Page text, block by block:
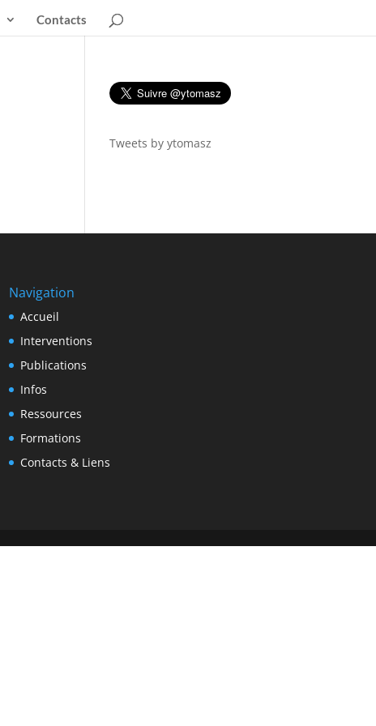
Contacts
Tweets by ytomasz
Navigation
Accueil
Interventions
Publications
Infos
Ressources
Formations
Contacts & Liens